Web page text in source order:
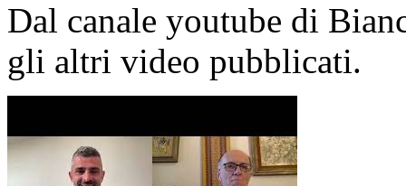
Dal canale youtube di
gli altri video pubblicati.